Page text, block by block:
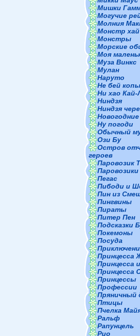
Мишки
Могучие
Молния
Монстр хай
Монстры
Морские
Моя
Муза Винкс
Мулан
Наруто
Не бей
Ни хао Кай-
Ниндзя
Ниндзя
Новогодние
Ну погоди
Обычный
Ози Бу
Остров
героев
Паровозик
Паровозики
Пегас
Пибоди и
Пин из
Пингвины
Пираты
Питер Пен
Подсказки
Покемоны
Посуда
Принцесса
Принцесса
Принцесса
Принцессы
Профессии
Пряничный
Птицы
Пчелка
Ральф
Рапунцель
Рио